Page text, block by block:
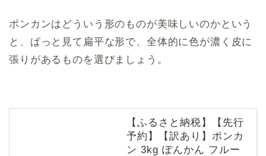
ポンカンはどういう形のものが美味しいのかという
と、ぱっと見て扁平な形で、全体的に色が濃く皮に
張りがあるものを選びましょう。
【ふるさと納税】【先行
予約】【訳あり】ポンカ
ン 3kg ぽんかん フルー